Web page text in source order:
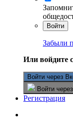
Войти
Забыли
Или войдите
Войти через
Войти
Регистрация